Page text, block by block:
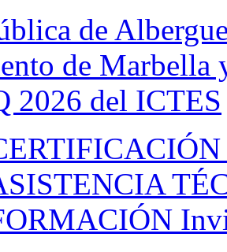
de
de Marbella
2026 del ICTES